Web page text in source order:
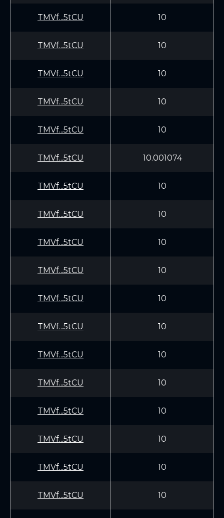
TMVf...5tCU 10
TMVf...5tCU 10
TMVf...5tCU 10
TMVf...5tCU 10
TMVf...5tCU 10
TMVf...5tCU 10.001074
TMVf...5tCU 10
TMVf...5tCU 10
TMVf...5tCU 10
TMVf...5tCU 10
TMVf...5tCU 10
TMVf...5tCU 10
TMVf...5tCU 10
TMVf...5tCU 10
TMVf...5tCU 10
TMVf...5tCU 10
TMVf...5tCU 10
TMVf...5tCU 10